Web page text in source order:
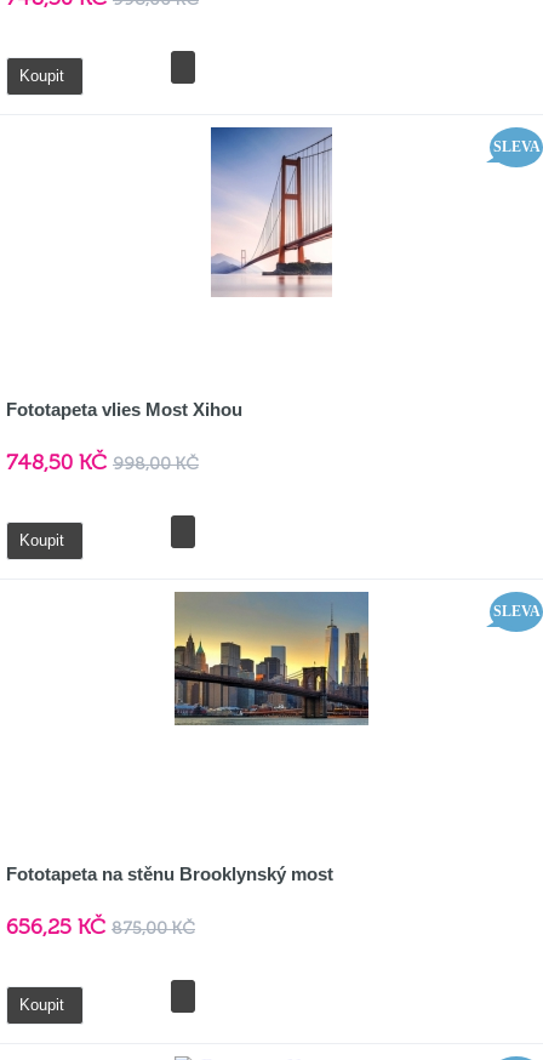
Koupit
SLEVA
Fototapeta vlies Most Xihou
748,50 KČ 998,00 KČ
Koupit
SLEVA
Fototapeta na stěnu Brooklynský most
656,25 KČ 875,00 KČ
Koupit